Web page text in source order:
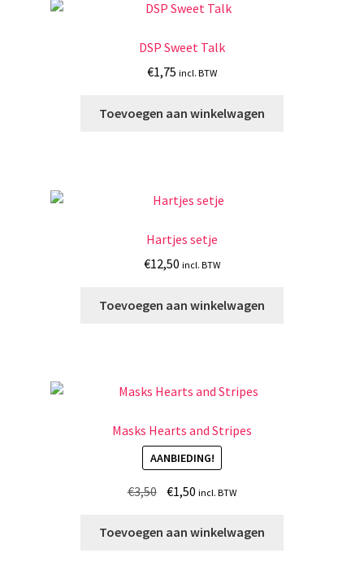
DSP Sweet Talk
€1,75 incl. BTW
Toevoegen aan winkelwagen
Hartjes setje
€12,50 incl. BTW
Toevoegen aan winkelwagen
Masks Hearts and Stripes
AANBIEDING!
€3,50 Oorspronkelijke
was:
€1,50 Huidige
is:
incl. BTW
Toevoegen aan winkelwagen